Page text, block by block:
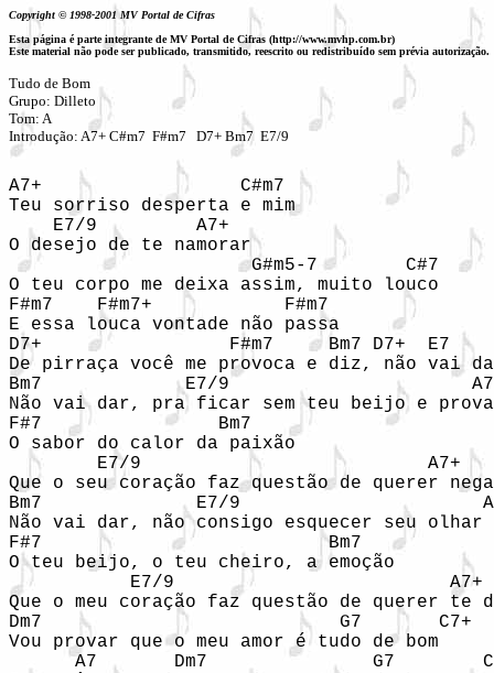
Copyright © 1998-2001 MV Portal de Cifras
Esta página é parte integrante de MV Portal de Cifras (http://www.mvhp.com.br)
Este material não pode ser publicado, transmitido, reescrito ou redistribuído sem prévia autorização.
Tudo de Bom
Grupo: Dilleto
Tom: A
Introdução: A7+ C#m7  F#m7   D7+ Bm7  E7/9
A7+                  C#m7
Teu sorriso desperta e mim
    E7/9         A7+
O desejo de te namorar
                      G#m5-7        C#7
O teu corpo me deixa assim, muito louco
F#m7    F#m7+            F#m7
E essa louca vontade não passa
D7+                 F#m7     Bm7 D7+  E7
De pirraça você me provoca e diz, não vai
Bm7             E7/9
Não vai dar, pra ficar sem teu beijo e
F#7                Bm7
O sabor do calor da paixão
E7/9                          A7+
Que o seu coração faz questão de querer
Bm7              E7/9
Não vai dar, não consigo esquecer seu olhar
F#7                          Bm7
O teu beijo, o teu cheiro, a emoção
E7/9                         A7+
Que o meu coração faz questão de querer te
Dm7                           G7       C7+
Vou provar que o meu amor é tudo de bom
A7       Dm7               G7